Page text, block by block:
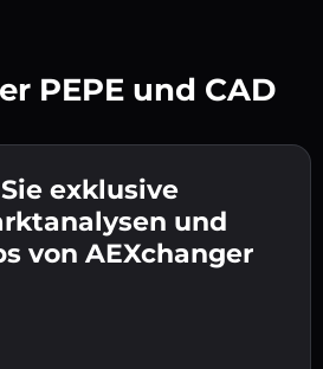
Adresse ein 👉 fahre
Schritt fort.
👉 fahre mit dem
👉 erhalte Krypto oder
PEPE und CAD
exklusive
und
von AEXchanger